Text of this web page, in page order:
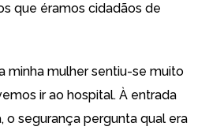
que éramos cidadãos de
minha mulher sentiu-se muito
ir ao hospital. À entrada
o segurança pergunta qual era